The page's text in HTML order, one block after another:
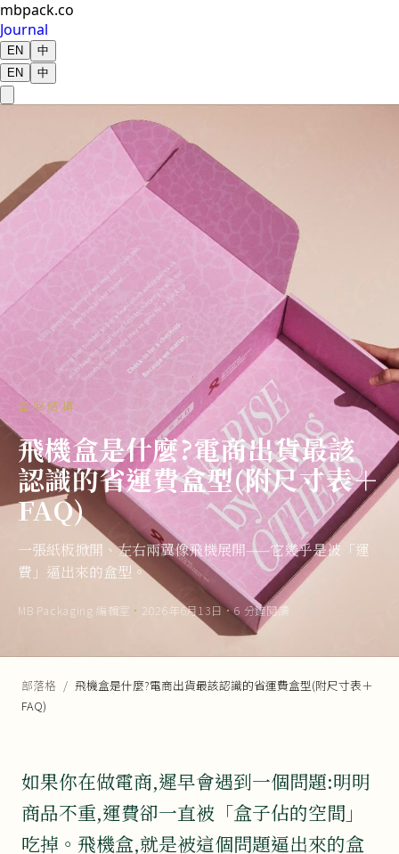
mbpack.co
Journal
EN
中
EN
中
盒型結構
飛機盒是什麼?電商出貨最該
認識的省運費盒型(附尺寸表＋
FAQ)
一張紙板掀開、左右兩翼像飛機展開——它幾乎是被「運
費」逼出來的盒型。
MB Packaging 編輯室 · 2026年6月13日 ·6 分鐘閱讀
部落格 / 飛機盒是什麼?電商出貨最該認識的省運費盒型(附尺寸表＋
FAQ)
如果你在做電商,遲早會遇到一個問題:明明
商品不重,運費卻一直被「盒子佔的空間」
吃掉。飛機盒,就是被這個問題逼出來的盒